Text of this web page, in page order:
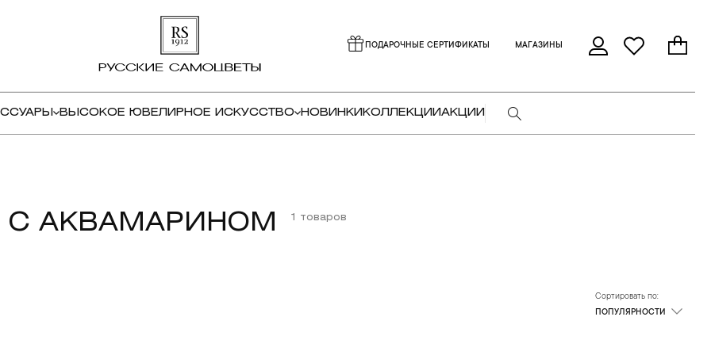
ПОДАРОЧНЫЕ СЕРТИФИКАТЫ МАГАЗИНЫ
ВЫСОКОЕ ЮВЕЛИРНОЕ ИСКУССТВО НОВИНКИ КОЛЛЕКЦИИАКЦИИ
С АКВАМАРИНОМ 1 товаров
Сортировать по:
ПОПУЛЯРНОСТИ